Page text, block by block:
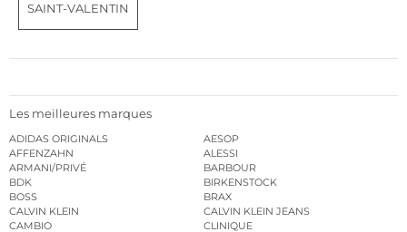
SAINT-VALENTIN
Les meilleures marques
ADIDAS ORIGINALS
AESOP
AFFENZAHN
ALESSI
ARMANI/PRIVÉ
BARBOUR
BDK
BIRKENSTOCK
BOSS
BRAX
CALVIN KLEIN
CALVIN KLEIN JEANS
CAMBIO
CLINIQUE